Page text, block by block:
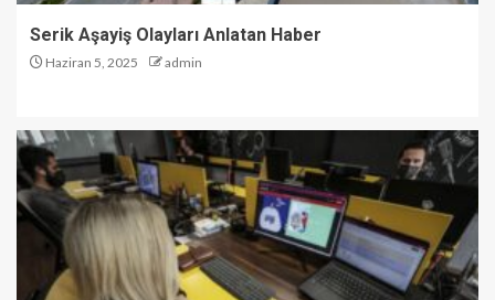
Serik Aşayiş Olayları Anlatan Haber
Haziran 5, 2025 admin